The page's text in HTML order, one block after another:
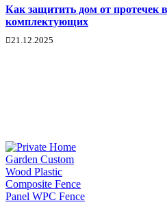
Как защитить дом от протечек
комплектующих
21.12.2025